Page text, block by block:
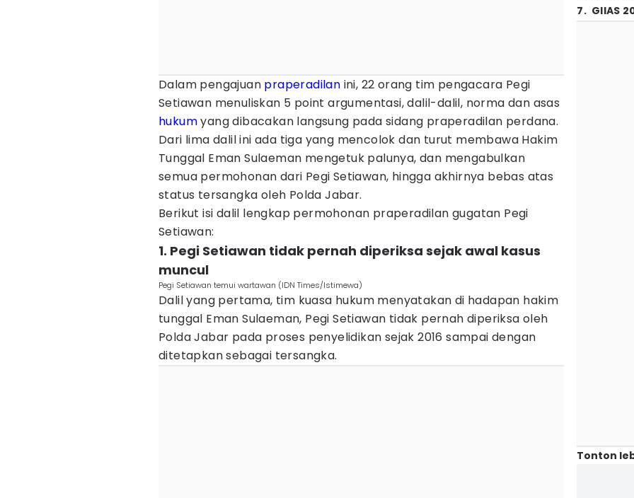
Dalam pengajuan praperadilan ini, 22 orang tim pengacara Pegi
Setiawan menuliskan 5 point argumentasi, dalil-dalil, norma dan asas
hukumyang dibacakan langsung pada sidang praperadilan perdana.
Dari lima dalil ini ada tiga yang mencolok dan turut membawa Hakim
Tunggal Eman Sulaeman mengetuk palunya, dan mengabulkan
semua permohonan dari Pegi Setiawan, hingga akhirnya bebas atas
status tersangka oleh Polda Jabar.
Berikut isi dalil lengkap permohonan praperadilan gugatan Pegi
Setiawan:
1. Pegi Setiawan tidak pernah diperiksa sejak awal kasus
muncul
Pegi Setiawan temui wartawan (IDN Times/Istimewa)
Dalil yang pertama, tim kuasa hukum menyatakan di hadapan hakim
tunggal Eman Sulaeman, Pegi Setiawan tidak pernah diperiksa oleh
Polda Jabar pada proses penyelidikan sejak 2016 sampai dengan
ditetapkan sebagai tersangka.
7. GIIAS
Tonton